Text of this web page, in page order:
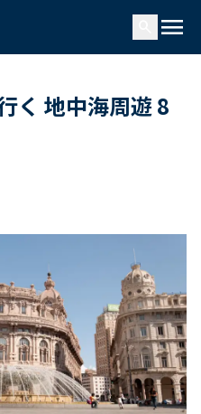
menu
く 地中海周遊 8